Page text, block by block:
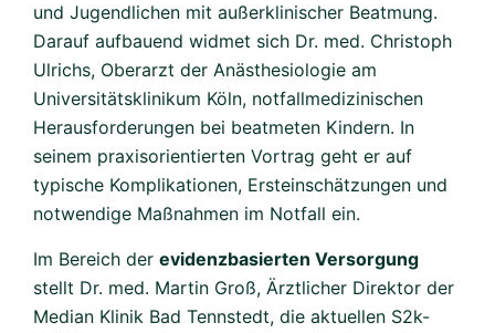
und Jugendlichen mit außerklinischer Beatmung.
Darauf aufbauend widmet sich Dr. med. Christoph
Ulrichs, Oberarzt der Anästhesiologie am
Universitätsklinikum Köln, notfallmedizinischen
Herausforderungen bei beatmeten Kindern. In
seinem praxisorientierten Vortrag geht er auf
typische Komplikationen, Ersteinschätzungen und
notwendige Maßnahmen im Notfall ein.
Im Bereich der evidenzbasierten Versorgung
stellt Dr. med. Martin Groß, Ärztlicher Direktor der
Median Klinik Bad Tennstedt, die aktuellen S2k-